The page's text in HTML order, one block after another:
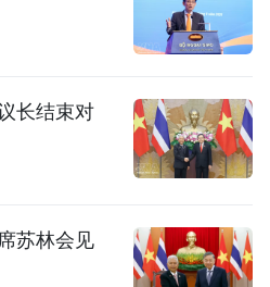
长结束对
苏林会见